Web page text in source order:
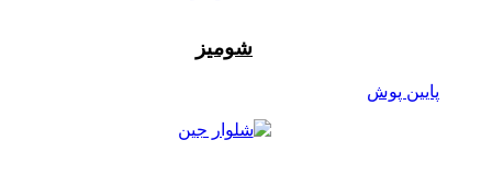
شومیز
پایین پوش